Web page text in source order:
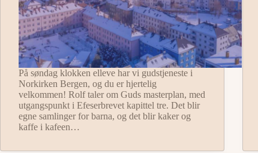
På søndag klokken elleve har vi gudstjeneste i
Norkirken Bergen, og du er hjertelig
velkommen! Rolf taler om Guds masterplan, med
utgangspunkt i Efeserbrevet kapittel tre. Det blir
egne samlinger for barna, og det blir kaker og
kaffe i kafeen…